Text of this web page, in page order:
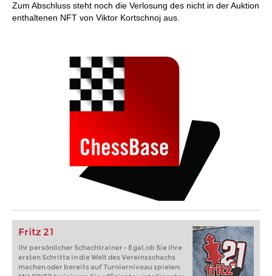
Zum Abschluss steht noch die Verlosung des nicht in der Auktion
enthaltenen NFT von Viktor Kortschnoj aus.
Fritz 21
Ihr persönlicher Schachtrainer - Egal, ob Sie Ihre
ersten Schritte in die Welt des Vereinsschachs
machen oder bereits auf Turnierniveau spielen: